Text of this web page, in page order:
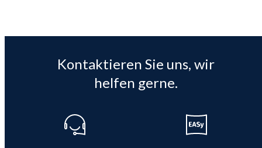
Kontaktieren Sie uns, wir
helfen gerne.